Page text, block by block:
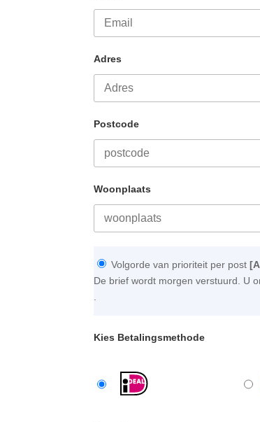
Adres
Postcode
Woonplaats
Volgorde van prioriteit per post
De brief wordt morgen verstuurd. U
Kies Betalingsmethode